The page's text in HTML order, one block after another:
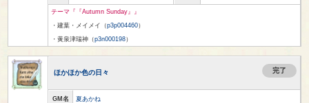
テーマ『『Autumn Sunday』』
・建葉・メイメイ（p3p004460）
・黄泉津瑞神（p3n000198）
ほかほか色の日々 完了
GM名 夏あかね